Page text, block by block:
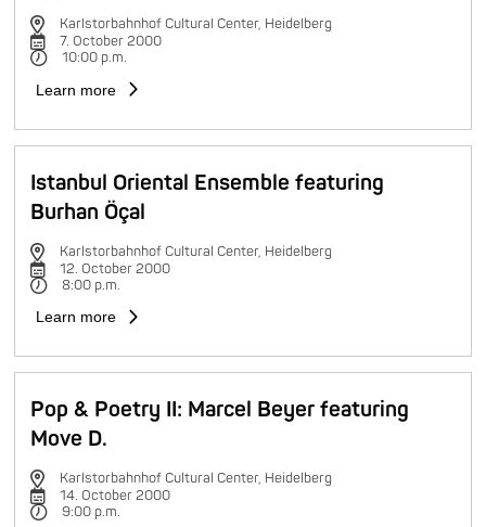
Karlstorbahnhof Cultural Center, Heidelberg
7. October 2000
10:00 p.m.
Learn more
Istanbul Oriental Ensemble featuring
Burhan Öçal
Karlstorbahnhof Cultural Center, Heidelberg
12. October 2000
8:00 p.m.
Learn more
Pop & Poetry II: Marcel Beyer featuring
Move D.
Karlstorbahnhof Cultural Center, Heidelberg
14. October 2000
9:00 p.m.